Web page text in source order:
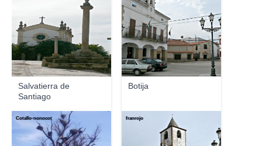
Salvatierra de
Santiago
Botija
Cotallo-nonocot franrojo